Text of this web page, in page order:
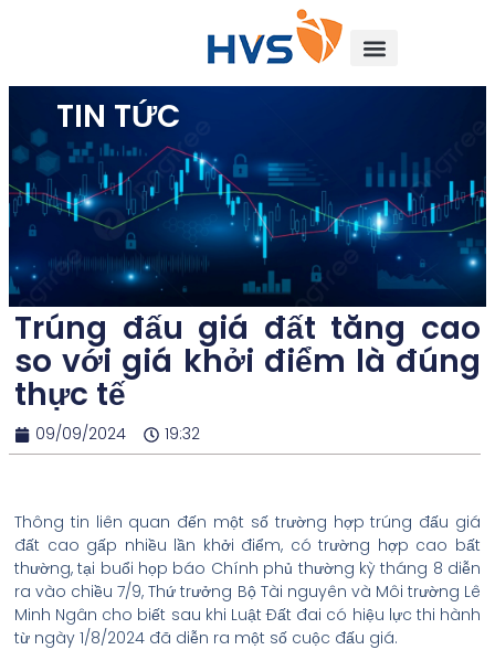
TIN TỨC
Trúng đấu giá đất tăng cao
so với giá khởi điểm là đúng
thực tế
09/09/2024 19:32
Thông tin liên quan đến một số trường hợp trúng đấu giá
đất cao gấp nhiều lần khởi điểm, có trường hợp cao bất
thường, tại buổi họp báo Chính phủ thường kỳ tháng 8 diễn
ra vào chiều 7/9, Thứ trưởng Bộ Tài nguyên và Môi trường Lê
Minh Ngân cho biết sau khi Luật Đất đai có hiệu lực thi hành
từ ngày 1/8/2024 đã diễn ra một số cuộc đấu giá.